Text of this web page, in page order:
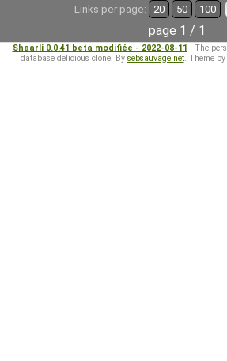
Links per page: 20 50 100
page 1 / 1
Shaarli 0.0.41 beta modifiée - 2022-08-11 - The
database delicious clone. By sebsauvage.net. Theme by